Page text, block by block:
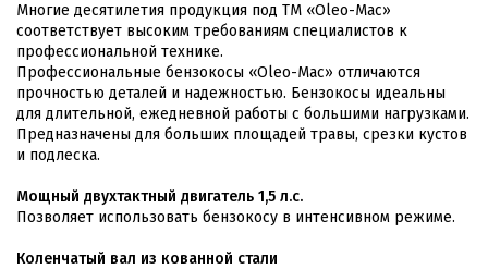
Многие десятилетия продукция под ТМ «Oleo-Mac»
соответствует высоким требованиям специалистов к
профессиональной технике.
Профессиональные бензокосы «Oleo-Mac» отличаются
прочностью деталей и надежностью. Бензокосы идеальны
для длительной, ежедневной работы с большими нагрузками.
Предназначены для больших площадей травы, срезки кустов
и подлеска.
Мощный двухтактный двигатель 1,5 л.с.
Позволяет использовать бензокосу в интенсивном режиме.
Коленчатый вал из кованной стали